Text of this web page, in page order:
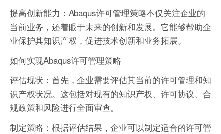
提高创新能力：Abaqus许可管理策略不仅关注企业的
当前业务，还着眼于未来的创新和发展。它能够帮助企
业保护其知识产权，促进技术创新和业务拓展。
如何实现Abaqus许可管理策略
评估现状：首先，企业需要评估其当前的许可管理和知
识产权状况。这包括对现有的知识产权、许可协议、合
规政策和风险进行全面审查。
制定策略：根据评估结果，企业可以制定适合的许可管